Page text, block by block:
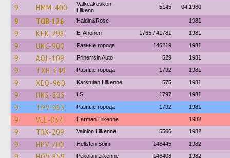
9 HMM-400
Valkeakosken
Liikenn
5145 04.1980
9 TOB-126 Haldin&Rose 1981
9 KEK-298 E. Ahonen 1765 / 41781 1981
9 UNC-900 Разные города 146219 1981
9 AOL-109 Friherrsin Auto 529 1981
9 TXH-349 Разные города 1792 1981
9 XEO-960 Karstulan Liikenne 575 1981
9 HNS-805 LSL 1797 1981
9 TPV-963 Разные города 1792 1981
9 VLE-834 Härmän Liikenne 1982
9 TRX-209 Vainion Liikenne 5506 1982
9 HPV-200 Hellsten Soini 146445 1982
Pekolan Liikenne 146408 1982